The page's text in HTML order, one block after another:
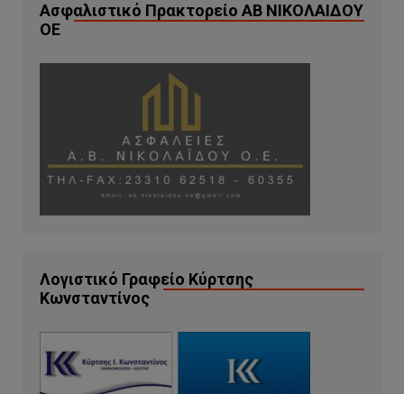
Ασφαλιστικό Πρακτορείο ΑΒ ΝΙΚΟΛΑΙΔΟΥ
ΟΕ
Λογιστικό Γραφείο Κύρτσης
Κωνσταντίνος